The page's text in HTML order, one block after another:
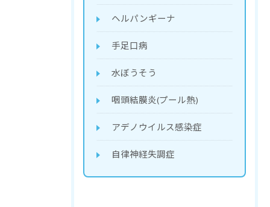
ヘルパンギーナ
手足口病
水ぼうそう
咽頭結膜炎(プール熱)
アデノウイルス感染症
自律神経失調症